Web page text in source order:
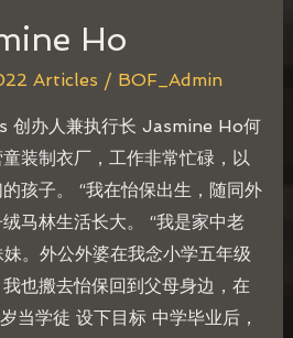
Ho
Articles / BOF_Admin
办人兼执行长 Jasmine Ho何
装制衣厂，工作非常忙碌，以
孩子。 “我在怡保出生，随同外
马林生活长大。 “我是家中老
。外公外婆在我念小学五年级
也搬去怡保回到父母身边，在
当学徒 设下目标 中学毕业后，